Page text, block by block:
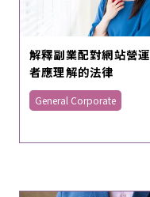
解釋副業配對網站營運
者應理解的法律
General Corporate